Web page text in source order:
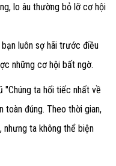
lo âu thường bỏ lỡ cơ hội
luôn sợ hãi trước điều
những cơ hội bất ngờ.
"Chúng ta hối tiếc nhất về
toàn đúng. Theo thời gian,
ta không thể biện